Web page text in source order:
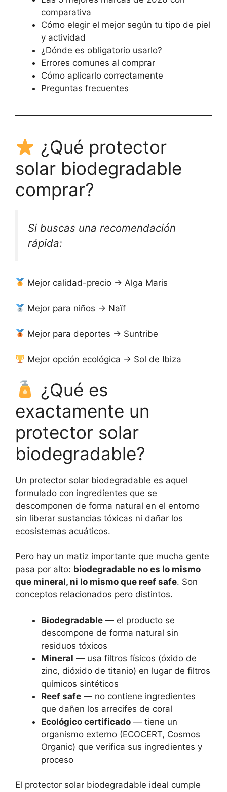
comparativa
Cómo elegir el mejor según tu tipo de piel
y actividad
¿Dónde es obligatorio usarlo?
Errores comunes al comprar
Cómo aplicarlo correctamente
Preguntas frecuentes
¿Qué protector
solar biodegradable
comprar?
Si buscas una recomendación
rápida:
Mejor calidad-precio → Alga Maris
Mejor para niños → Naïf
Mejor para deportes → Suntribe
Mejor opción ecológica → Sol de Ibiza
¿Qué es
exactamente un
protector solar
biodegradable?
Un protector solar biodegradable es aquel
formulado con ingredientes que se
descomponen de forma natural en el entorno
sin liberar sustancias tóxicas ni dañar los
ecosistemas acuáticos.
Pero hay un matiz importante que mucha gente
pasa por alto: biodegradable no es lo mismo
que mineral, ni lo mismo que reef safe. Son
conceptos relacionados pero distintos.
Biodegradable — el producto se
descompone de forma natural sin
residuos tóxicos
Mineral — usa filtros físicos (óxido de
zinc, dióxido de titanio) en lugar de filtros
químicos sintéticos
Reef safe — no contiene ingredientes
que dañen los arrecifes de coral
Ecológico certificado — tiene un
organismo externo (ECOCERT, Cosmos
Organic) que verifica sus ingredientes y
proceso
El protector solar biodegradable ideal cumple